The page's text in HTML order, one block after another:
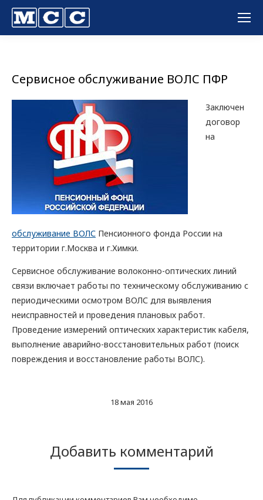
Сервисное обслуживание ВОЛС ПФР
Заключен
договор
на
обслуживание ВОЛС Пенсионного фонда России на
территории г.Москва и г.Химки.
Сервисное обслуживание волоконно-оптических линий
связи включает работы по техническому обслуживанию с
периодическими осмотром ВОЛС для выявления
неисправностей и проведения плановых работ.
Проведение измерений оптических характеристик кабеля,
выполнение аварийно-восстановительных работ (поиск
повреждения и восстановление работы ВОЛС).
18 мая 2016
Добавить комментарий